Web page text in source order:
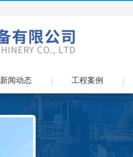
新闻动态 工程案例